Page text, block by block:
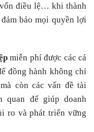
điều lệ… khi thành
bảo mọi quyền lợi
miễn phí được các cá
đồng hành không chỉ
còn các vấn đề tài
để giúp doanh
ro và phát triển vững